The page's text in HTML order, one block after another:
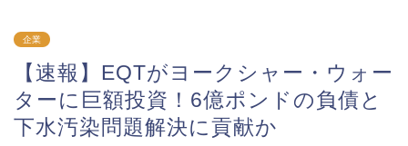
企業
【速報】EQTがヨークシャー・ウォー
ターに巨額投資！6億ポンドの負債と
下水汚染問題解決に貢献か